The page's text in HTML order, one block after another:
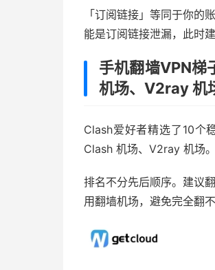
「订阅链接」等同于你的
能是订阅链接泄漏，此时
手机翻墙VPN
机场、V2ray 机
Clash爱好者精选了10个
Clash 机场、V2ray 机场。
排名不分先后顺序。建议
用翻墙机场，避免完全翻